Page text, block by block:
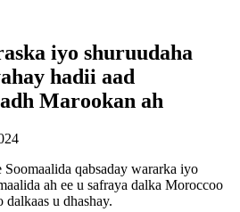
iyo shuruudaha
hadii aad
Marookan ah
Soomaalida qabsaday wararka iyo
ah ee u safraya dalka Moroccoo
dalkaas u dhashay.